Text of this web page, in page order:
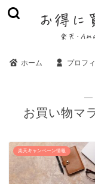
ホーム プロフ
―
お買い物マ
楽天キャンペーン情報